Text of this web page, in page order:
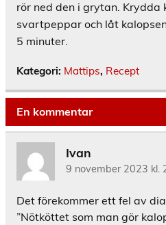
rör ned den i grytan. Krydda
svartpeppar och låt
5 minuter.
Kategori: Mattips, Recept
En kommentar
Ivan
9 november 2023 kl.
Det förekommer ett fel av
”Nötköttet som man gör